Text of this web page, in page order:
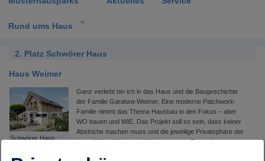
Rund ums Haus
2. Platz Schwörer Haus
Haus Weimer
Schwörer Haus
Ganz verliebt bin ich in das Haus und die Baugeschichte
der Familie Garatwa-Weimer. Eine moderne Patchwork-
Familie nimmt das Thema Hausbau in den Fokus – aber
WO bauen und WIE. Das Projekt soll so sein, dass keiner
Abstriche machen muss und die jeweilige Privatsphäre der
jugendlichen Kinder und die des „neuen Paares“